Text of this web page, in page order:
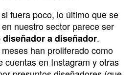
fuera poco, lo último que se
nuestro sector parece ser
diseñador a diseñador.
han proliferado como
cuentas en Instagram y otras